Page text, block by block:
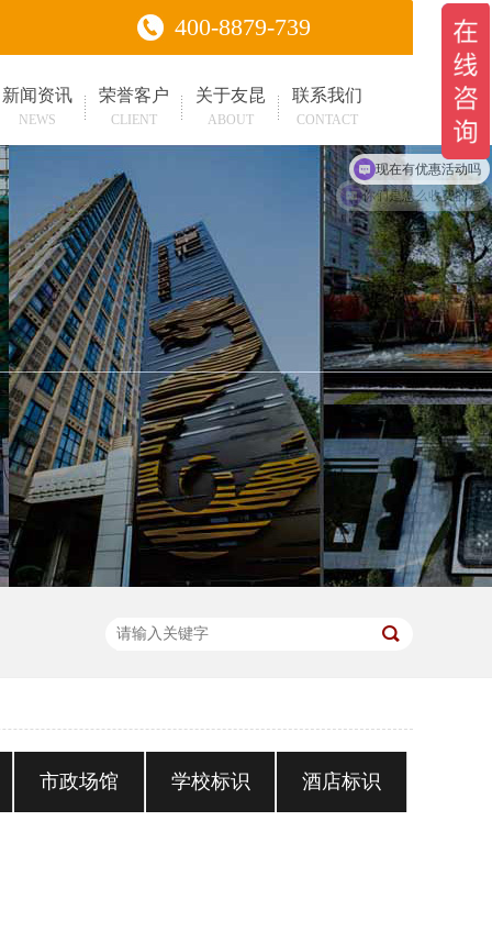
400-8879-739
新闻资讯
NEWS
荣誉客户
CLIENT
关于友昆
ABOUT
联系我们
CONTACT
市政场馆 学校标识 酒店标识
可以介绍下你们的产品么
现在有优惠活动吗